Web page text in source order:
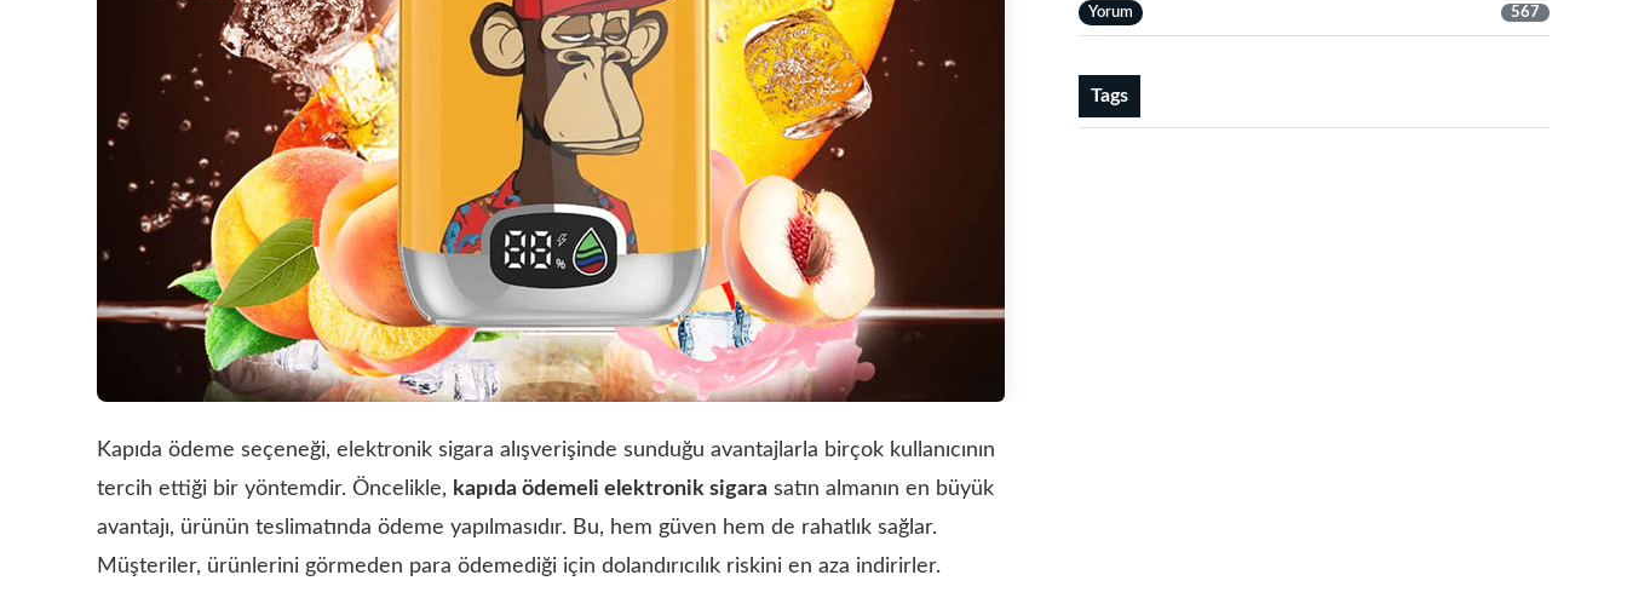
Kapıda ödeme seçeneği, elektronik sigara alışverişinde sunduğu avantajlarla birçok kullanıcının
tercih ettiği bir yöntemdir. Öncelikle, kapıda ödemeli elektronik sigara satın almanın en büyük
avantajı, ürünün teslimatında ödeme yapılmasıdır. Bu, hem güven hem de rahatlık sağlar.
Müşteriler, ürünlerini görmeden para ödemediği için dolandırıcılık riskini en aza indirirler.
Yorum 567
Tags